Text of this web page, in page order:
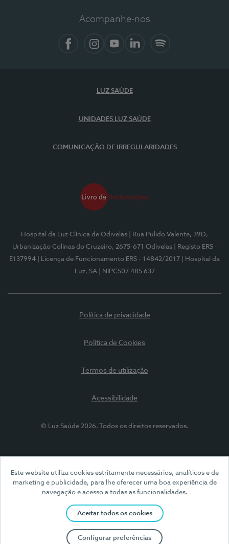
Este website utiliza cookies estritamente necessários, analíticos e de
marketing e publicidade, para lhe oferecer uma boa experiência de
navegação e acesso a todas as funcionalidades.
Aceitar todos os cookies
Configurar preferências
Acompanhe-nos
LUZ SAÚDE
UNIDADES LUZ SAÚDE
COMUNICAÇÃO DE IRREGULARIDADES
Hospital da Luz Clínica de Odivelas
| Rua Pulido Valente, 39D,
Urbanização Colinas do Cruzeiro, 2675-671 Odivelas
| Registo ERS -
E137994
| Licença de Funcionamento ERS - 14842/2017
| Hospital da
Luz, SA
| NIPC507 485 637
Política de privacidade
Política de Cookies
Termos de utilização
Acessibilidade
© Luz Saúde 2026. Todos os direitos reservados.